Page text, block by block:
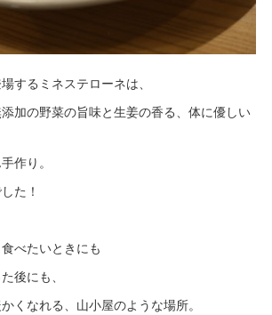
するミネステローネは、
加の野菜の旨味と生姜の香る、体に優しい
作り。
た！
べたいときにも
後にも、
くなれる、山小屋のような場所。